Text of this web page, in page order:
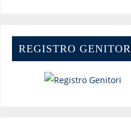
REGISTRO